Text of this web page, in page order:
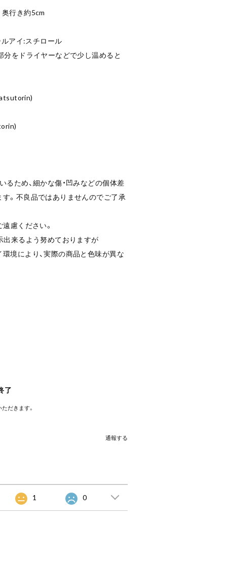
奥行き約5cm
アイ:スチロール
分をドライヤーなどで少し温めると
るため、細かな傷・凹みなどの個体差
。不良品ではありませんのでご了承
慮ください。
出来るよう努めておりますが
境により、実際の商品と色味が異な
了
だきます。
通報する
1 0